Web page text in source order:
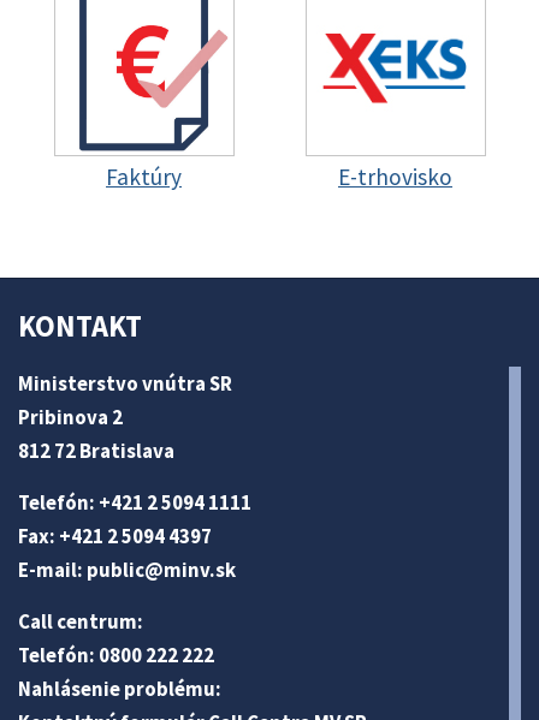
Faktúry E-trhovisko
KONTAKT
Ministerstvo vnútra SR
Pribinova 2
812 72 Bratislava
Telefón: +421 2 5094 1111
Fax: +421 2 5094 4397
E-mail: public@minv.sk
Call centrum:
Telefón: 0800 222 222
Nahlásenie problému: